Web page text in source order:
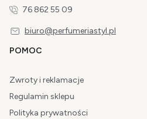
76 862 55 09
biuro@perfumeriastyl.pl
Linki w stopce
POMOC
Zwroty i reklamacje
Regulamin sklepu
Polityka prywatności